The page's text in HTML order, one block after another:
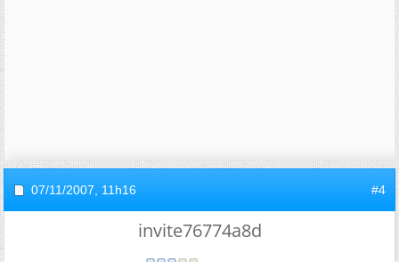
07/11/2007, 11h16 #4
invite76774a8d